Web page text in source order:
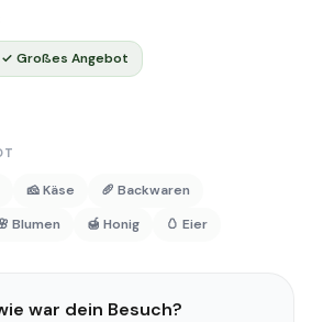
✓ Großes Angebot
🧀 Käse
🥖 Backwaren
Blumen 🍯 Honig 🥚 Eier
war dein Besuch?